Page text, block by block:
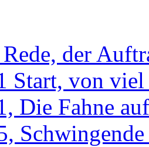
der
Start, von viel
Die Fahne
Schwingende